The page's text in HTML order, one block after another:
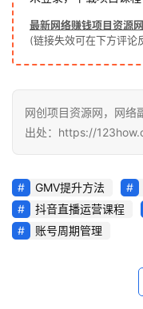
网
最新网络赚钱项目资源网
(链接失效可在下方评论
网创项目资源网，网络
出处：https://
GMV提升方法
抖音直播运营课程
账号周期管理